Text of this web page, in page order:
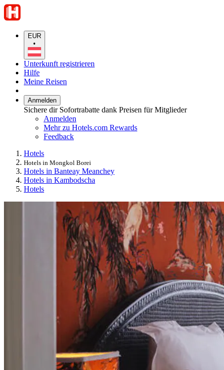
EUR
•
Unterkunft registrieren
Hilfe
Meine Reisen
Anmelden
Sichere dir Sofortrabatte dank Preisen für Mitglieder
Anmelden
Mehr zu Hotels.com Rewards
Feedback
Hotels
Hotels in Mongkol Borei
Hotels in Banteay Meanchey
Hotels in Kambodscha
Hotels